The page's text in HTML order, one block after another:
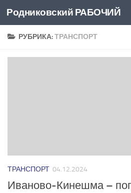
Перейти к содержимому
Родниковский РАБОЧИЙ
РУБРИКА:ТРАНСПОРТ
ТРАНСПОРТ 04.12.2024
Иваново-Кинешма –